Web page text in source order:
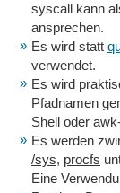
syscall kann
ansprechen.
Es wird statt
verwendet.
Es wird
Pfadnamen
Shell oder
Es werden
/sys, procfs
Eine